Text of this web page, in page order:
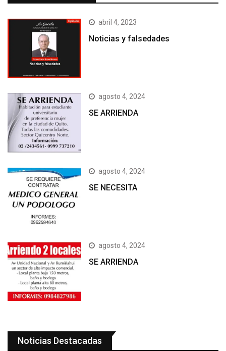
abril 4, 2023
Noticias y falsedades
agosto 4, 2024
SE ARRIENDA
agosto 4, 2024
SE NECESITA
agosto 4, 2024
SE ARRIENDA
Noticias Destacadas